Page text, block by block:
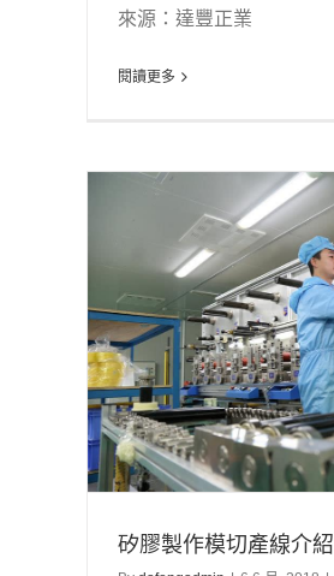
來源：達豐正業
閱讀更多
矽膠製作模切產線介紹